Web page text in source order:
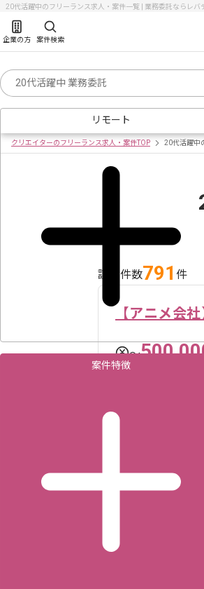
20代活躍中のフリーランス求人・案件一覧 | 業務委託ならレバ
企業の方 案件検索
リモート
案件特徴
クリエイターのフリーランス求人・案件TOP 20代活躍中
該当件数791 件
【アニメ会
〜
末広町（東京都
作業内容 アニ
・ア
・
After
アニメCG制作